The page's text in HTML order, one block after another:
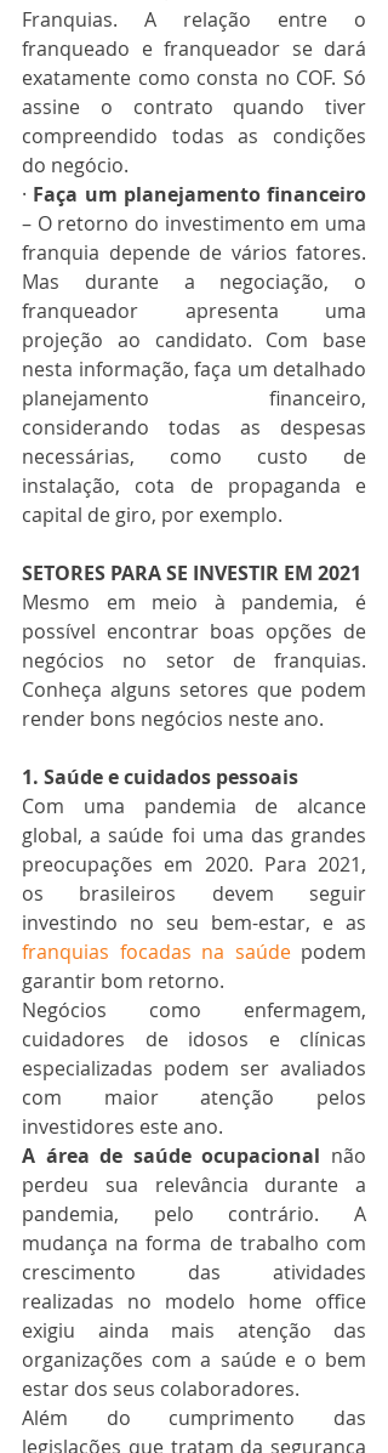
Franquias. A relação entre o
franqueado e franqueador se dará
exatamente como consta no COF. Só
assine o contrato quando tiver
compreendido todas as condições
do negócio.
· Faça um planejamento financeiro
– O retorno do investimento em uma
franquia depende de vários fatores.
Mas durante a negociação, o
franqueador apresenta uma
projeção ao candidato. Com base
nesta informação, faça um detalhado
planejamento financeiro,
considerando todas as despesas
necessárias, como custo de
instalação, cota de propaganda e
capital de giro, por exemplo.
SETORES PARA SE INVESTIR EM 2021
Mesmo em meio à pandemia, é
possível encontrar boas opções de
negócios no setor de franquias.
Conheça alguns setores que podem
render bons negócios neste ano.
1. Saúde e cuidados pessoais
Com uma pandemia de alcance
global, a saúde foi uma das grandes
preocupações em 2020. Para 2021,
os brasileiros devem seguir
franquias focadas na saúde podem
garantir bom retorno.
Negócios como enfermagem,
cuidadores de idosos e clínicas
especializadas podem ser avaliados
com maior atenção pelos
investidores este ano.
A área de saúde ocupacional não
perdeu sua relevância durante a
pandemia, pelo contrário. A
mudança na forma de trabalho com
crescimento das atividades
realizadas no modelo home office
exigiu ainda mais atenção das
organizações com a saúde e o bem
estar dos seus colaboradores.
Além do cumprimento das
legislações que tratam da segurança